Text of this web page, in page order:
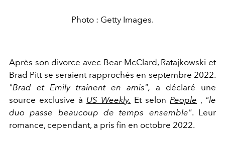
Photo : Getty Images.
Après son divorce avec Bear-McClard, Ratajkowski et
Brad Pitt se seraient rapprochés en septembre 2022.
"Brad et Emily traînent en amis", a déclaré une
source exclusive à US Weekly. Et selon People , "le
duo passe beaucoup de temps ensemble". Leur
romance, cependant, a pris fin en octobre 2022.